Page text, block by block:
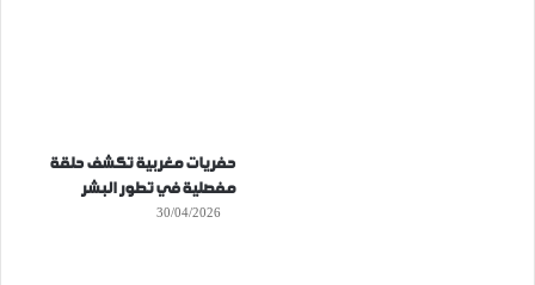
حفريات مغربية تكشف حلقة
مفصلية في تطور البشر
30/04/2026